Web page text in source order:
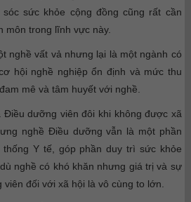
sức khỏe cộng đồng cũng rất cần
môn trong lĩnh vực này.
nghề vất vả nhưng lại là một ngành có
hội nghề nghiệp ổn định và mức thu
mê và tâm huyết với nghề.
Điều dưỡng viên đôi khi không được xã
nghề Điều dưỡng vẫn là một phần
Y tế, góp phần duy trì sức khỏe
nghề có khó khăn nhưng giá trị và sự
đối với xã hội là vô cùng to lớn.